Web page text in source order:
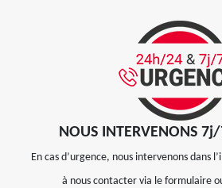
NOUS INTERVENONS
En cas d’urgence, nous intervenons dans
à nous contacter via le formulaire